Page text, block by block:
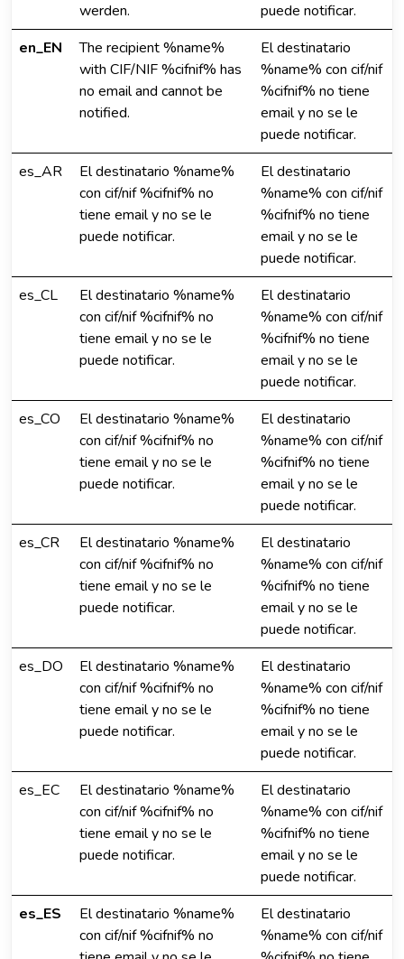
werden.
puede notificar.
en_EN
The recipient %name%
with CIF/NIF %cifnif% has
no email and cannot be
notified.
El destinatario
%name% con cif/nif
%cifnif% no tiene
email y no se le
puede notificar.
es_AR
El destinatario %name%
con cif/nif %cifnif% no
tiene email y no se le
puede notificar.
El destinatario
%name% con cif/nif
%cifnif% no tiene
email y no se le
puede notificar.
es_CL
El destinatario %name%
con cif/nif %cifnif% no
tiene email y no se le
puede notificar.
El destinatario
%name% con cif/nif
%cifnif% no tiene
email y no se le
puede notificar.
es_CO
El destinatario %name%
con cif/nif %cifnif% no
tiene email y no se le
puede notificar.
El destinatario
%name% con cif/nif
%cifnif% no tiene
email y no se le
puede notificar.
es_CR
El destinatario %name%
con cif/nif %cifnif% no
tiene email y no se le
puede notificar.
El destinatario
%name% con cif/nif
%cifnif% no tiene
email y no se le
puede notificar.
es_DO
El destinatario %name%
con cif/nif %cifnif% no
tiene email y no se le
puede notificar.
El destinatario
%name% con cif/nif
%cifnif% no tiene
email y no se le
puede notificar.
es_EC
El destinatario %name%
con cif/nif %cifnif% no
tiene email y no se le
puede notificar.
El destinatario
%name% con cif/nif
%cifnif% no tiene
email y no se le
puede notificar.
es_ES
El destinatario %name%
con cif/nif %cifnif% no
El destinatario
%name% con cif/nif